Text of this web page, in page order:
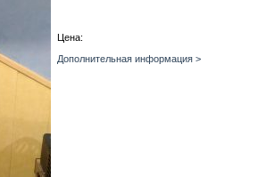
Цена:
Дополнительная информация >